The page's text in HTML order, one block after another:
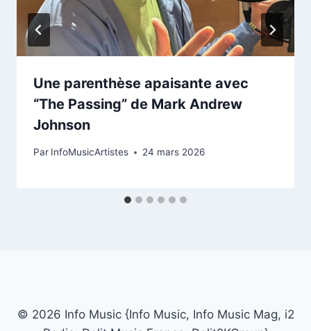
Une parenthèse apaisante avec
“The Passing” de Mark Andrew
Johnson
Par InfoMusicArtistes 24 mars 2026
© 2026 Info Music {Info Music, Info Music Mag, i2